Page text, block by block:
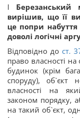
І Березанський
вирішив, що її
це попри
доволі логічні
Відповідно до ст.
право власності
будинок (крім
споруду), об`єкт
власності на
законом порядку,
на такий об`єкт,